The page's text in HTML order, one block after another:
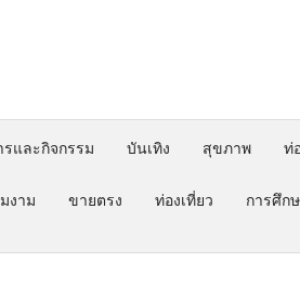
และกิจกรรม บันเทิง สุขภาพ ท่
งาม ขายตรง ท่องเที่ยว การศึก